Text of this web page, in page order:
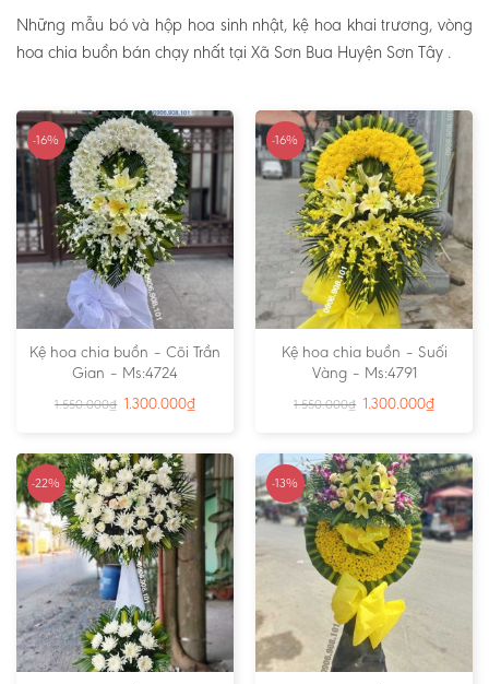
Những mẫu bó và hộp hoa sinh nhật, kệ hoa khai trương, vòng
hoa chia buồn bán chạy nhất tại Xã Sơn Bua Huyện Sơn Tây .
-16%
Kệ hoa chia buồn – Cõi Trần
Gian – Ms:4724
1.550.000₫ 1.300.000₫
-16%
Kệ hoa chia buồn – Suối
Vàng – Ms:4791
1.550.000₫ 1.300.000₫
-22% -13%